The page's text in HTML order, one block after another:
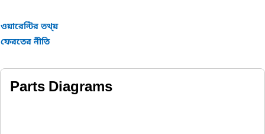
ওয়ারেন্টির তথ্য়
ফেরতের নীতি
Parts Diagrams